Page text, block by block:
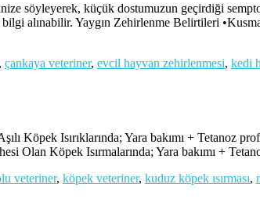
söyleyerek, küçük dostumuzun geçirdiği
alınabilir. Yaygın Zehirlenme Belirtileri
çankaya veteriner, evcil hayvan zehirlenmesi, kedi
Köpek Isırıklarında; Yara bakımı + Tetanoz
Olan Köpek Isırmalarında; Yara bakımı +
veteriner, köpek veteriner, kuduz köpek ısırması,